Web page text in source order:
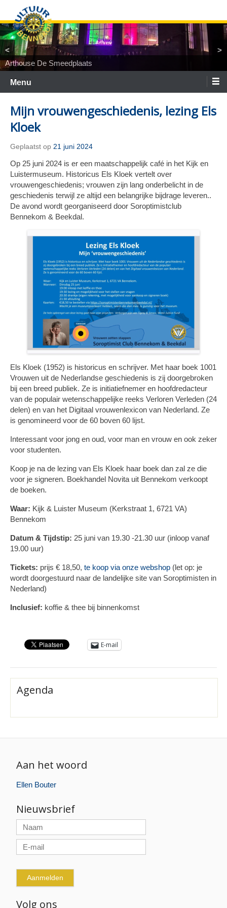
de
inhoud
Arthouse De Smeedplaats
Locatietheater ArtEZ
TiNaNiNaNi
Woest&Bijster
Tineke Roseboom en Peter Bouter
Spelgroep Bennekom. En toen waren er nul
< >
Menu
Mijn vrouwengeschiedenis, lezing Els
Kloek
Geplaatst op 21 juni 2024
Op 25 juni 2024 is er een maatschappelijk café in het Kijk en
Luistermuseum. Historicus Els Kloek vertelt over
vrouwengeschiedenis; vrouwen zijn lang onderbelicht in de
geschiedenis terwijl ze altijd een belangrijke bijdrage leveren..
De avond wordt georganiseerd door Soroptimistclub
Bennekom & Beekdal.
Els Kloek (1952) is historicus en schrijver. Met haar boek 1001
Vrouwen uit de Nederlandse geschiedenis is zij doorgebroken
bij een breed publiek. Ze is initiatiefnemer en hoofdredacteur
van de populair wetenschappelijke reeks Verloren Verleden (24
delen) en van het Digitaal vrouwenlexicon van Nederland. Ze
is genomineerd voor de 60 boven 60 lijst.
Interessant voor jong en oud, voor man en vrouw en ook zeker
voor studenten.
Koop je na de lezing van Els Kloek haar boek dan zal ze die
voor je signeren. Boekhandel Novita uit Bennekom verkoopt
de boeken.
Waar: Kijk & Luister Museum (Kerkstraat 1, 6721 VA)
Bennekom
Datum & Tijdstip: 25 juni van 19.30 -21.30 uur (inloop vanaf
19.00 uur)
Tickets: prijs € 18,50, te koop via onze webshop (let op: je
wordt doorgestuurd naar de landelijke site van Soroptimisten in
Nederland)
Inclusief: koffie & thee bij binnenkomst
E-mail
Agenda
Aan het woord
Ellen Bouter
Nieuwsbrief
Volg ons